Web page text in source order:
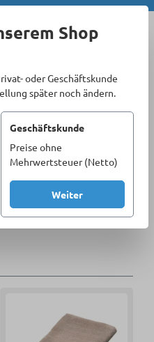
Shop
oder Geschäftskunde
später noch ändern.
Geschäftskunde
Preise ohne
Mehrwertsteuer (Netto)
Weiter
Hilfsmittel